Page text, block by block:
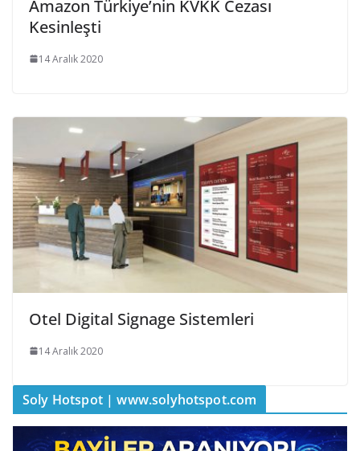
Amazon Türkiye’nin KVKK Cezası
Kesinleşti
14 Aralık 2020
Otel Digital Signage Sistemleri
14 Aralık 2020
Soly Hotspot | www.solyhotspot.com